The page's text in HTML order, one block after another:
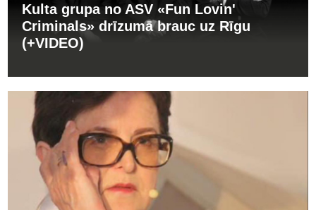
Kulta grupa no ASV «Fun Lovin'
Criminals» drīzumā brauc uz Rīgu
(+VIDEO)